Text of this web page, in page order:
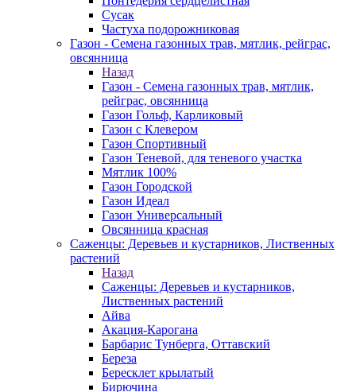
Сусак
Частуха подорожниковая
Газон - Семена газонных трав, мятлик, рейграс,
овсянница
Назад
Газон - Семена газонных трав, мятлик,
рейграс, овсянница
Газон Гольф, Карликовый
Газон с Клевером
Газон Спортивный
Газон Теневой, для теневого участка
Мятлик 100%
Газон Городской
Газон Идеал
Газон Универсальный
Овсянница красная
Саженцы: Деревьев и кустарников, Лиственных
растений
Назад
Саженцы: Деревьев и кустарников,
Лиственных растений
Айва
Акация-Карогана
Барбарис Тунберга, Оттавский
Береза
Бересклет крылатый
Бирючина